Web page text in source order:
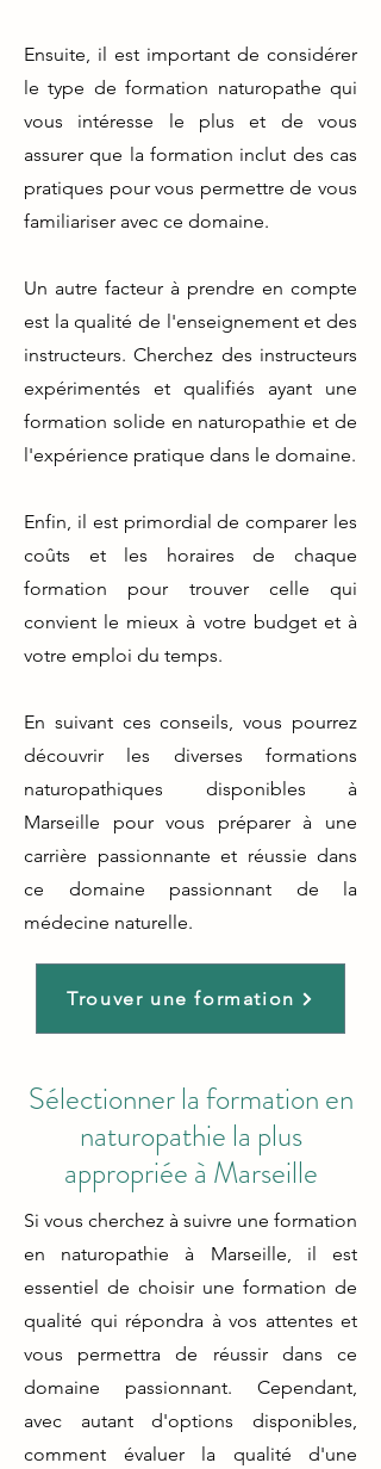
Ensuite, il est important de considérer
le type de formation naturopathe qui
vous intéresse le plus et de vous
assurer que la formation inclut des cas
pratiques pour vous permettre de vous
familiariser avec ce domaine.
Un autre facteur à prendre en compte
est la qualité de l'enseignement et des
instructeurs. Cherchez des instructeurs
expérimentés et qualifiés ayant une
formation solide en naturopathie et de
l'expérience pratique dans le domaine.
Enfin, il est primordial de comparer les
coûts et les horaires de chaque
formation pour trouver celle qui
convient le mieux à votre budget et à
votre emploi du temps.
En suivant ces conseils, vous pourrez
découvrir les diverses formations
naturopathiques disponibles à
Marseille pour vous préparer à une
carrière passionnante et réussie dans
ce domaine passionnant de la
médecine naturelle.
Trouver une formation
Sélectionner la formation en
naturopathie la plus
appropriée à Marseille
Si vous cherchez à suivre une formation
en naturopathie à Marseille, il est
essentiel de choisir une formation de
qualité qui répondra à vos attentes et
vous permettra de réussir dans ce
domaine passionnant. Cependant,
avec autant d'options disponibles,
comment évaluer la qualité d'une